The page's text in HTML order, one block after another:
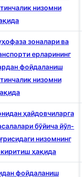
низомни
зоналари ва
ерларининг
фойдаланиш
низомни
ҳайдовчиларга
бўйича йўл-
низомнинг
ҳақида
фойдаланиш